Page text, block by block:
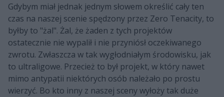
Gdybym miał jednak jednym słowem określić cały ten
czas na naszej scenie spędzony przez Zero Tenacity, to
byłby to "żal". Żal, że żaden z tych projektów
ostatecznie nie wypalił i nie przyniósł oczekiwanego
zwrotu. Zwłaszcza w tak wygłodniałym środowisku, jak
to ultraligowe. Przecież to był projekt, w który nawet
mimo antypatii niektórych osób należało po prostu
wierzyć. Bo kto inny z naszej sceny wyłoży tak duże